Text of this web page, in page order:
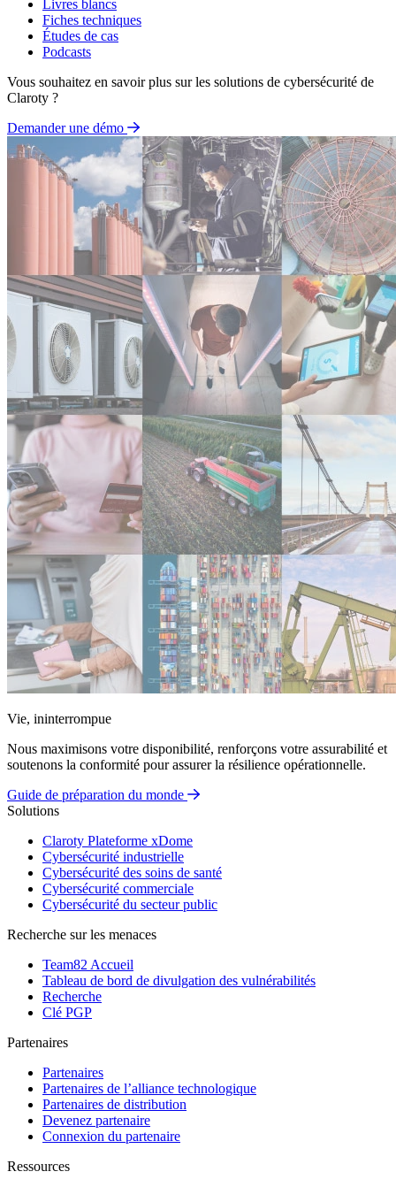
Livres blancs
Fiches techniques
Études de cas
Podcasts
Vous souhaitez en savoir plus sur les solutions de cybersécurité de
Claroty ?
Demander une démo
Vie, ininterrompue
Nous maximisons votre disponibilité, renforçons votre assurabilité et
soutenons la conformité pour assurer la résilience opérationnelle.
Guide de préparation du monde
Solutions
Claroty Plateforme xDome
Cybersécurité industrielle
Cybersécurité des soins de santé
Cybersécurité commerciale
Cybersécurité du secteur public
Recherche sur les menaces
Team82 Accueil
Tableau de bord de divulgation des vulnérabilités
Recherche
Clé PGP
Partenaires
Partenaires
Partenaires de l’alliance technologique
Partenaires de distribution
Devenez partenaire
Connexion du partenaire
Ressources